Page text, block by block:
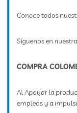
Conoce todos
Síguenos en
COMPRA
Al Apoyar la
empleos y a